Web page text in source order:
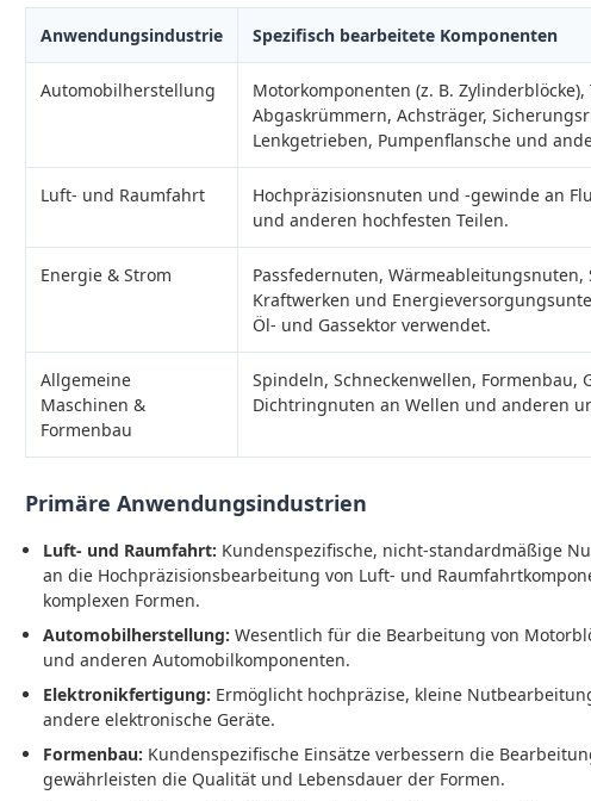
Anwendungsindustrie Spezifisch bearbeitete Komponenten
Automobilherstellung
Motorkomponenten (z. B.
Abgaskrümmern, Achsträger,
Lenkgetrieben, Pumpenflansche und
Luft- und Raumfahrt
Hochpräzisionsnuten und -gewinde an
und anderen hochfesten Teilen.
Energie & Strom
Passfedernuten,
Kraftwerken und
Öl- und Gassektor verwendet.
Allgemeine
Maschinen &
Formenbau
Spindeln, Schneckenwellen, Formenbau,
Dichtringnuten an Wellen und anderen
Primäre Anwendungsindustrien
Luft- und Raumfahrt: Kundenspezifische, nicht-standardmäßige
an die Hochpräzisionsbearbeitung von Luft- und
komplexen Formen.
Automobilherstellung: Wesentlich für die Bearbeitung von
und anderen Automobilkomponenten.
Elektronikfertigung: Ermöglicht hochpräzise, kleine
andere elektronische Geräte.
Formenbau: Kundenspezifische Einsätze verbessern die
gewährleisten die Qualität und Lebensdauer der Formen.